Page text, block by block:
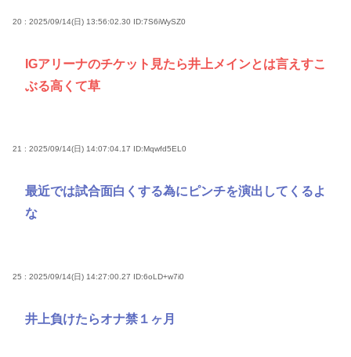
20 : 2025/09/14(日) 13:56:02.30 ID:7S6iWySZ0
IGアリーナのチケット見たら井上メインとは言えすこ
ぶる高くて草
21 : 2025/09/14(日) 14:07:04.17 ID:Mqwfd5EL0
最近では試合面白くする為にピンチを演出してくるよ
な
25 : 2025/09/14(日) 14:27:00.27 ID:6oLD+w7i0
井上負けたらオナ禁１ヶ月